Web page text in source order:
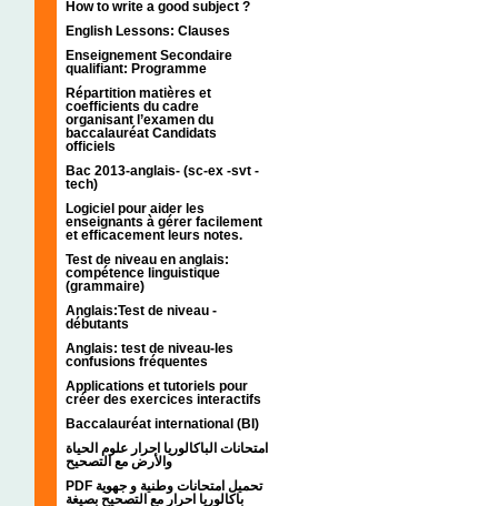
How to write a good subject ?
English Lessons: Clauses
Enseignement Secondaire
qualifiant: Programme
Répartition matières et
coefficients du cadre
organisant l’examen du
baccalauréat Candidats
officiels
Bac 2013-anglais- (sc-ex -svt -
tech)
Logiciel pour aider les
enseignants à gérer facilement
et efficacement leurs notes.
Test de niveau en anglais:
compétence linguistique
(grammaire)
Anglais:Test de niveau -
débutants
Anglais: test de niveau-les
confusions fréquentes
Applications et tutoriels pour
créer des exercices interactifs
Baccalauréat international (BI)
امتحانات الباكالوريا احرار علوم الحياة
والأرض مع التصحيح
PDF تحميل امتحانات وطنية و جهوية
باكالوريا احرار مع التصحيح بصيغة